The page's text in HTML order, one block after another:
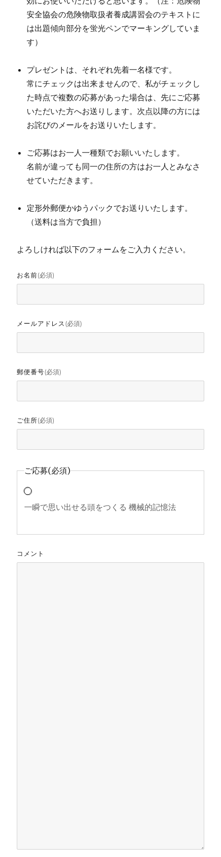
安全協会の危険物取扱者養成講習会のテキストに
は出題傾向部分を蛍光ペンでマーキングしていま
す）
プレゼントは、それぞれ先着一名様です。
常にチェックは出来ませんので、私がチェックし
た時点で複数の応募があった場合は、先にご応募
いただいた方へお送りします。次点以降の方には
お詫びのメールをお送りいたします。
ご応募はお一人一種類でお願いいたします。
名前が違っても同一の住所の方はお一人とみなさ
せていただきます。
定形外郵便かゆうパックでお送りいたします。
（送料は当方で負担）
よろしければ以下のフォームをご入力ください。
お名前(必須)
メールアドレス(必須)
郵便番号(必須)
ご住所(必須)
ご応募(必須)
一瞬で思い出せる頭をつくる 機械的記憶法
コメント